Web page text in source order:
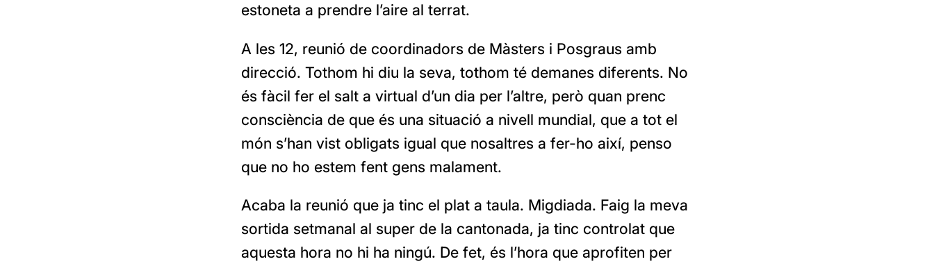
estoneta a prendre l’aire al terrat.
A les 12, reunió de coordinadors de Màsters i Posgraus amb
direcció. Tothom hi diu la seva, tothom té demanes diferents. No
és fàcil fer el salt a virtual d’un dia per l’altre, però quan prenc
consciència de que és una situació a nivell mundial, que a tot el
món s’han vist obligats igual que nosaltres a fer-ho així, penso
que no ho estem fent gens malament.
Acaba la reunió que ja tinc el plat a taula. Migdiada. Faig la meva
sortida setmanal al super de la cantonada, ja tinc controlat que
aquesta hora no hi ha ningú. De fet, és l’hora que aprofiten per